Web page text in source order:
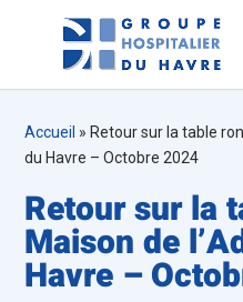
Accueil » Retour sur la table
du Havre – Octobre 2024
Retour sur la
Maison de
Havre –